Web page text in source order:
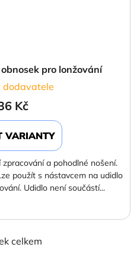
pro lonžování
dodavatele
Kč
VARIANTY
a pohodlné nošení.
použít s nástavcem na udidlo
Udidlo není součástí...
Ocelkem